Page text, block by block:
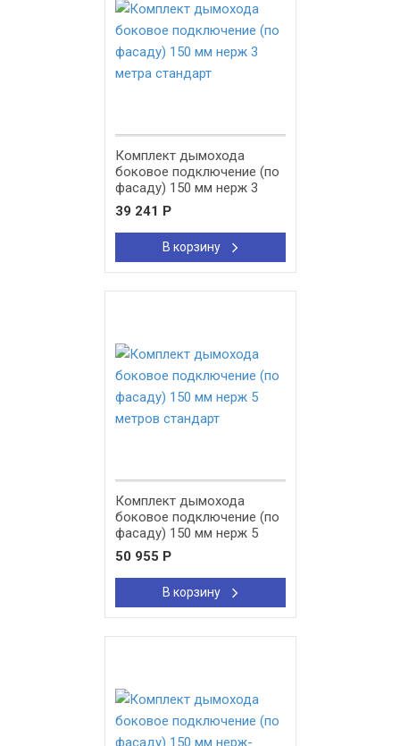
Комплект дымохода
боковое подключение (по
фасаду) 150 мм нерж 3
метра стандарт
39 241 Р
В корзину
Комплект дымохода
боковое подключение (по
фасаду) 150 мм нерж 5
метров стандарт
50 955 Р
В корзину